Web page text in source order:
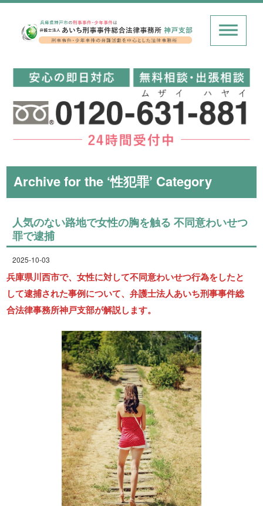
Archive for the ‘性犯罪’ Category
人気のない路地で女性の胸を触る 不同意わいせつ
罪で逮捕
2025-10-03
兵庫県川西市で、女性に対して不同意わいせつ行為をしたと
して逮捕された事例について、弁護士法人あいち刑事事件総
合法律事務所神戸支部が解説します。